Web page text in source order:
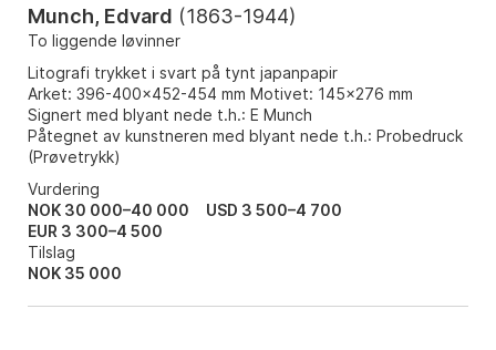
Munch, Edvard (1863-1944)
To liggende løvinner
Litografi trykket i svart på tynt japanpapir
Arket: 396-400x452-454 mm Motivet: 145x276 mm
Signert med blyant nede t.h.: E Munch
Påtegnet av kunstneren med blyant nede t.h.: Probedruck
(Prøvetrykk)
Vurdering
NOK 30 000–40 000
USD 3 500–4 700
EUR 3 300–4 500
Tilslag
NOK 35 000